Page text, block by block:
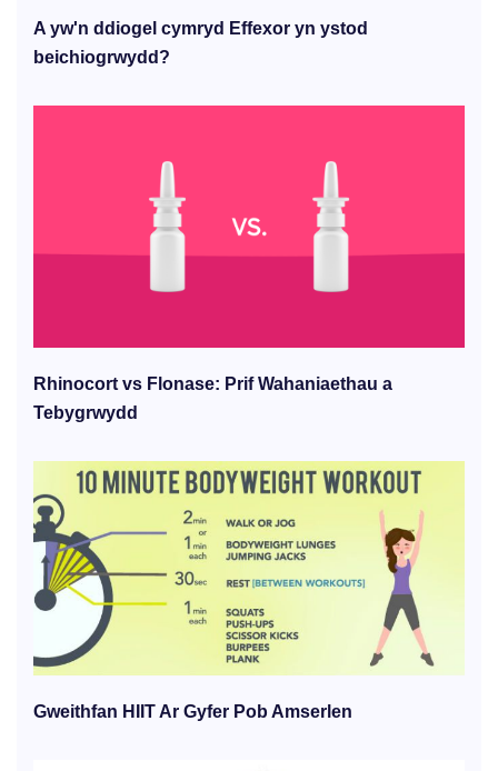
A yw'n ddiogel cymryd Effexor yn ystod
beichiogrwydd?
Rhinocort vs Flonase: Prif Wahaniaethau a
Tebygrwydd
Gweithfan HIIT Ar Gyfer Pob Amserlen